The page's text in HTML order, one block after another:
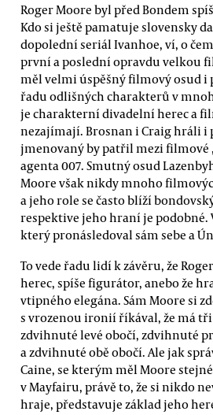
Roger Moore byl před Bondem
Kdo si ještě pamatuje slovensky
dopolední seriál Ivanhoe, ví, o
první a poslední opravdu velkou
měl velmi úspěšný filmový osud i
řadu odlišných charakterů v
je charakterní divadelní herec a
nezajímají. Brosnan i Craig hráli i
jmenovaný by patřil mezi filmové
agenta 007. Smutný osud
Moore však nikdy mnoho
a jeho role se často blíží
respektive jeho hraní je
který pronásledoval sám sebe a
To vede řadu lidí k závěru, že
herec, spíše figurátor, anebo že
vtipného elegána. Sám Moore si
s vrozenou ironií říkával, že má
zdvihnuté levé obočí, zdvihnuté
a zdvihnuté obě obočí. Ale jak
Caine, se kterým měl Moore
v Mayfairu, právě to, že si nikdo
hraje, představuje základ jeho